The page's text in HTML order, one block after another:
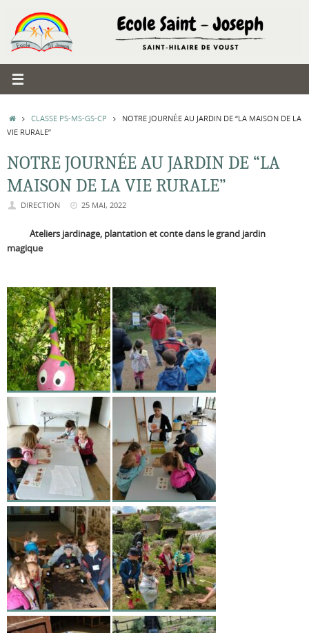
contenu
ACCUEIL
CLASSE PS-MS-GS-CP
NOTRE JOURNÉE AU JARDIN DE “LA MAISON DE LA
VIE RURALE”
NOTRE JOURNÉE AU JARDIN DE “LA
MAISON DE LA VIE RURALE”
DIRECTION 25 MAI, 2022
Ateliers jardinage, plantation et conte dans le grand jardin
magique